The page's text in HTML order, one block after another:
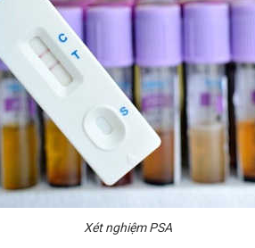
Xét nghiệm PSA